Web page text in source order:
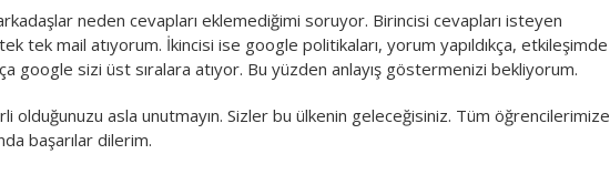
neden cevapları eklemediğimi soruyor. Birincisi cevapları isteyen
tek mail atıyorum. İkincisi ise google politikaları, yorum yapıldıkça, etkileşimde
google sizi üst sıralara atıyor. Bu yüzden anlayış göstermenizi bekliyorum.
olduğunuzu asla unutmayın. Sizler bu ülkenin geleceğisiniz. Tüm öğrencilerimize
başarılar dilerim.